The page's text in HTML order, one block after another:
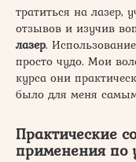
тратиться на
отзывов и изучив
лазер. Использование
просто чудо. Мои
курса они
было для меня
Практические
применения по